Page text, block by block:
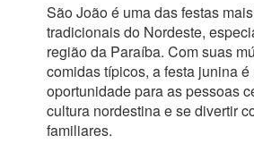
São João é uma das festas
tradicionais do Nordeste,
região da Paraíba. Com suas
comidas típicos, a festa junina é
oportunidade para as pessoas
cultura nordestina e se divertir
familiares.